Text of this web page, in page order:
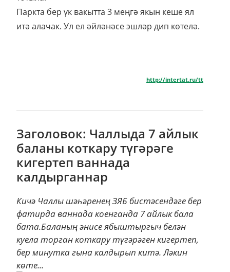
Паркта бер үк вакытта 3 меңгә якын кеше ял
итә алачак. Ул ел әйләнәсе эшләр дип көтелә.
http://intertat.ru/tt
Заголовок: Чаллыда 7 айлык
баланы коткару түгәрәге
кигертеп ваннада
калдырганнар
Кичә Чаллы шәһәренең ЗЯБ бистәсендәге бер
фатирда ваннада коенганда 7 айлык бала
бата.Баланың әнисе ябыштыргыч белән
куела торган коткару түгәрәген кигертеп,
бер минутка гына калдырып китә. Ләкин
көте...